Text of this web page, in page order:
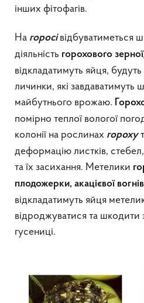
інших фітофагів.
На горосівідбуватиметься
діяльність горохового
відкладатимуть яйця,
личинки, які завдаватимуть
майбутнього врожаю.
помірно теплої вологої
колонії на рослинах гороху
деформацію листків, стебел,
та їх засихання. Метелики
плодожерки, акацієвої
відкладатимуть яйця
відроджуватися та шкодити
гусениці.